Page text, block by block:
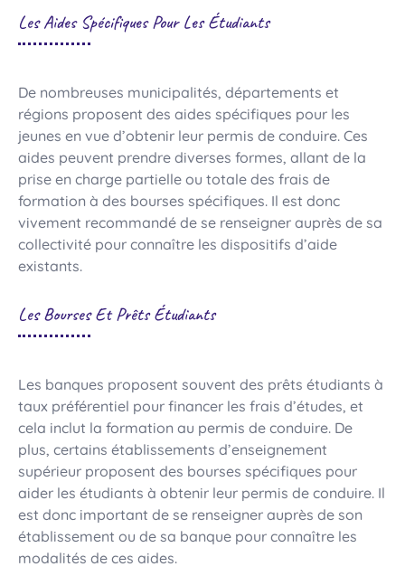
Les Aides Spécifiques Pour Les Étudiants
De nombreuses municipalités, départements et
régions proposent des aides spécifiques pour les
jeunes en vue d’obtenir leur permis de conduire. Ces
aides peuvent prendre diverses formes, allant de la
prise en charge partielle ou totale des frais de
formation à des bourses spécifiques. Il est donc
vivement recommandé de se renseigner auprès de sa
collectivité pour connaître les dispositifs d’aide
existants.
Les Bourses Et Prêts Étudiants
Les banques proposent souvent des prêts étudiants à
taux préférentiel pour financer les frais d’études, et
cela inclut la formation au permis de conduire. De
plus, certains établissements d’enseignement
supérieur proposent des bourses spécifiques pour
aider les étudiants à obtenir leur permis de conduire. Il
est donc important de se renseigner auprès de son
établissement ou de sa banque pour connaître les
modalités de ces aides.